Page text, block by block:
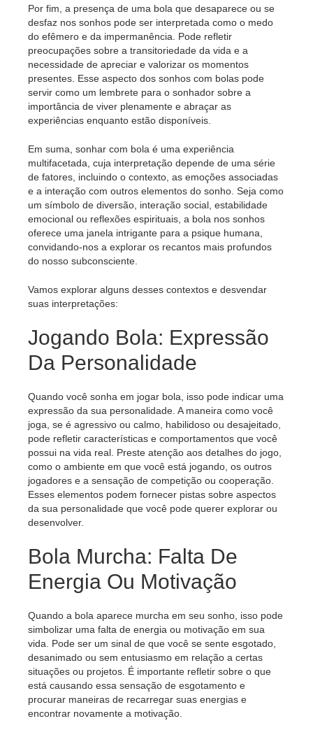
Por fim, a presença de uma bola que desaparece ou se
desfaz nos sonhos pode ser interpretada como o medo
do efêmero e da impermanência. Pode refletir
preocupações sobre a transitoriedade da vida e a
necessidade de apreciar e valorizar os momentos
presentes. Esse aspecto dos sonhos com bolas pode
servir como um lembrete para o sonhador sobre a
importância de viver plenamente e abraçar as
experiências enquanto estão disponíveis.
Em suma, sonhar com bola é uma experiência
multifacetada, cuja interpretação depende de uma série
de fatores, incluindo o contexto, as emoções associadas
e a interação com outros elementos do sonho. Seja como
um símbolo de diversão, interação social, estabilidade
emocional ou reflexões espirituais, a bola nos sonhos
oferece uma janela intrigante para a psique humana,
convidando-nos a explorar os recantos mais profundos
do nosso subconsciente.
Vamos explorar alguns desses contextos e desvendar
suas interpretações:
Jogando Bola: Expressão
Da Personalidade
Quando você sonha em jogar bola, isso pode indicar uma
expressão da sua personalidade. A maneira como você
joga, se é agressivo ou calmo, habilidoso ou desajeitado,
pode refletir características e comportamentos que você
possui na vida real. Preste atenção aos detalhes do jogo,
como o ambiente em que você está jogando, os outros
jogadores e a sensação de competição ou cooperação.
Esses elementos podem fornecer pistas sobre aspectos
da sua personalidade que você pode querer explorar ou
desenvolver.
Bola Murcha: Falta De
Energia Ou Motivação
Quando a bola aparece murcha em seu sonho, isso pode
simbolizar uma falta de energia ou motivação em sua
vida. Pode ser um sinal de que você se sente esgotado,
desanimado ou sem entusiasmo em relação a certas
situações ou projetos. É importante refletir sobre o que
está causando essa sensação de esgotamento e
procurar maneiras de recarregar suas energias e
encontrar novamente a motivação.